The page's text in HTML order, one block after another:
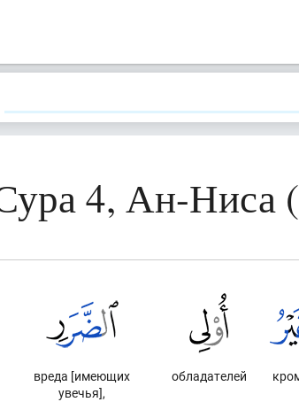
4, Ан-
обладателей
вреда [имеющих
увечья],